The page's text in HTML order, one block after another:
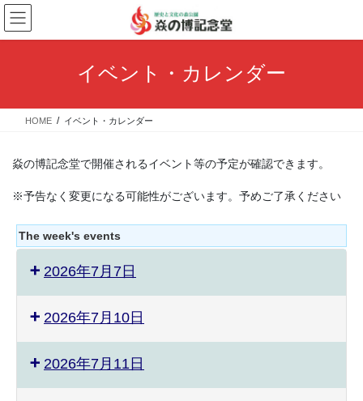
コ
ン
テ
ス
ナ
ビ
ゲ
ン
イベント・カレンダー
HOME イベント・カレンダー
焱の博記念堂で開催されるイベント等の予定が確認できます。
※予告なく変更になる可能性がございます。予めご了承ください
The week's events
2026年7月7日
2026年7月10日
2026年7月11日